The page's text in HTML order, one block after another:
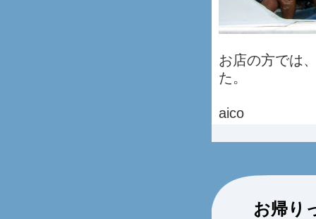
お店の方では
た。
aico
お帰り